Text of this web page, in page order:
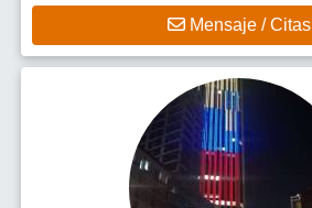
Mensaje / Citas